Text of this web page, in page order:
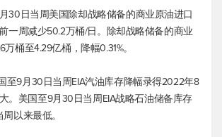
30日当周美国除却战略储备的商业原油进口
一周减少50.2万桶/日。除却战略储备的商业
桶至4.29亿桶，降幅0.31%。
至9月30日当周EIA汽油库存降幅录得2022年8
。美国至9月30日当周EIA战略石油储备库存
以来最低。